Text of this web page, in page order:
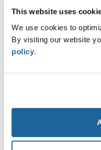
This website uses
We use cookies to
By visiting our website
policy.
all about automation
26.08.2026
Entscheider mit
Softwareanbietern und
Verizon DBIR 2026: